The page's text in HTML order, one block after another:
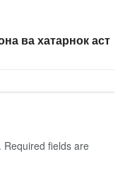
ва хатарнок аст
Required fields are